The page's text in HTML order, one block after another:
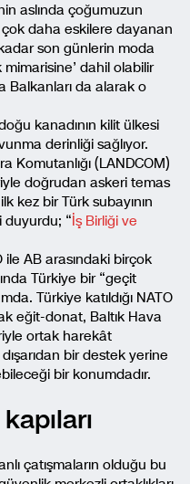
aslında çoğumuzun
çok daha eskilere dayanan
son günlerin moda
dahil olabilir
Balkanları da alarak o
kanadının kilit ülkesi
derinliği sağlıyor.
Komutanlığı (LANDCOM)
doğrudan askeri temas
kez bir Türk subayının
duyurdu; “İş Birliği ve
ile AB arasındaki birçok
Türkiye bir “geçit
Türkiye katıldığı NATO
eğit-donat, Baltık Hava
ortak harekât
bir destek yerine
bir konumdadır.
çatışmaların olduğu bu